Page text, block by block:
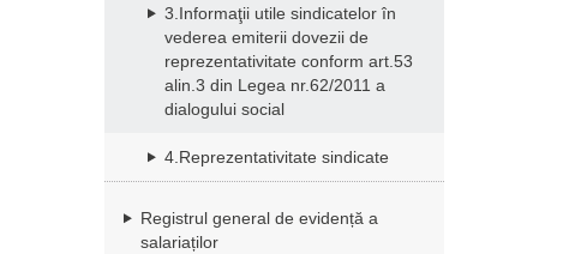
3.Informaţii utile sindicatelor în
vederea emiterii dovezii de
reprezentativitate conform art.53
alin.3 din Legea nr.62/2011 a
dialogului social
4.Reprezentativitate sindicate
Registrul general de evidență a
salariaților